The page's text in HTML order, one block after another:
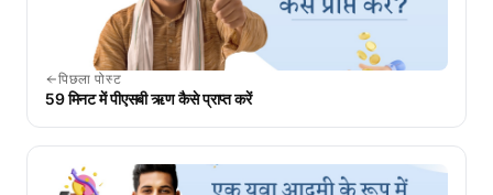
पिछला पोस्ट
59 मिनट में पीएसबी ऋण कैसे प्राप्त करें